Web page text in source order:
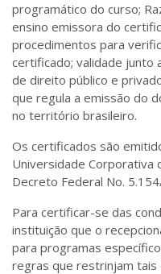
programático do curso;
ensino emissora do
procedimentos para
certificado; validade junto
de direito público e
que regula a emissão do
no território brasileiro.
Os certificados são
Universidade Corporativa
Decreto Federal No.
Para certificar-se das
instituição que o
para programas
regras que restrinjam tais